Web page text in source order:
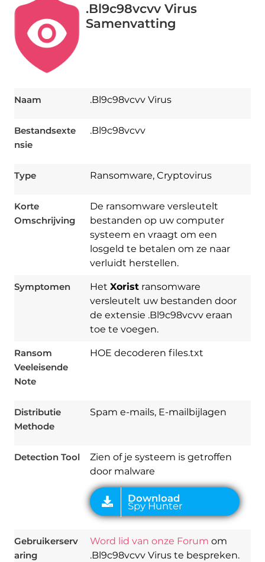
.Bl9c98vcvv Virus
Samenvatting
Naam .Bl9c98vcvv Virus
Bestandsexte
nsie
.Bl9c98vcvv
Type Ransomware, Cryptovirus
Korte
Omschrijving
De ransomware versleutelt
bestanden op uw computer
systeem en vraagt ​​om een ​​
losgeld te betalen om ze naar
verluidt herstellen.
Symptomen Het Xoristransomware
versleutelt uw bestanden door
de extensie .Bl9c98vcvv eraan
toe te voegen.
Ransom
Veeleisende
Note
HOE decoderen files.txt
Distributie
Methode
Spam e-mails, E-mailbijlagen
Detection Tool
Zien of je systeem is getroffen
door malware
Gebruikerserv
aring
Word lid van onze Forum om
.Bl9c98vcvv Virus te bespreken.